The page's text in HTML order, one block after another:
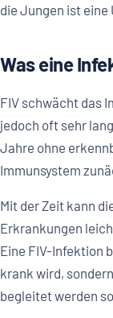
die Jungen ist
Was eine
FIV schwächt das
jedoch oft sehr
Jahre ohne
Immunsystem
Mit der Zeit kann
Erkrankungen
Eine FIV-Infektion
krank wird,
begleitet werden